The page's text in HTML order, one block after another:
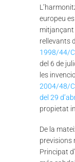
europeu
mitjançant
rellevants
1998/44/
del 6 de
les
2004/48/
del 29
propietat
De la
previsions
Principat